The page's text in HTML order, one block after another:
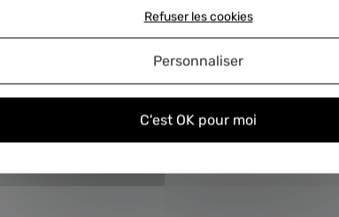
nous envoyer la consigne ?
échange standard
C'est OK pour moi
Refuser les cookies
Personnaliser